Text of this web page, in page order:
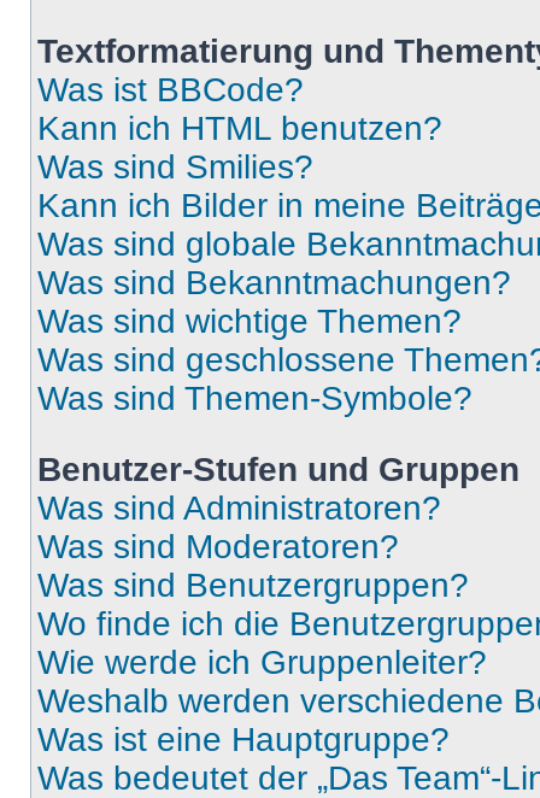
Textformatierung und
Was ist BBCode?
Kann ich HTML benutzen?
Was sind Smilies?
Kann ich Bilder in meine
Was sind globale
Was sind Bekanntmachungen?
Was sind wichtige Themen?
Was sind geschlossene
Was sind Themen-Symbole?
Benutzer-Stufen und Gruppen
Was sind Administratoren?
Was sind Moderatoren?
Was sind Benutzergruppen?
Wo finde ich die
Wie werde ich Gruppenleiter?
Weshalb werden verschiedene
Was ist eine Hauptgruppe?
Was bedeutet der „Das Team“-